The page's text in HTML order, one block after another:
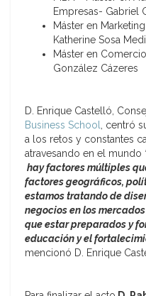
Empresas- Gabriel
Máster en
Katherine Sosa
Máster en
González Cázeres
D. Enrique Castelló,
Business School, centró
a los retos y constantes
atravesando en el mundo
hay factores múltiples
factores geográficos,
estamos tratando de
negocios en los
que estar preparados y
educación y el
mencionó D. Enrique